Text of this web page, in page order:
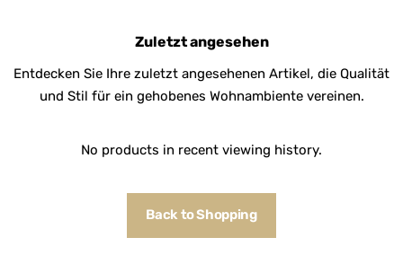
Zuletzt angesehen
Entdecken Sie Ihre zuletzt angesehenen Artikel, die Qualität
und Stil für ein gehobenes Wohnambiente vereinen.
No products in recent viewing history.
Back to Shopping